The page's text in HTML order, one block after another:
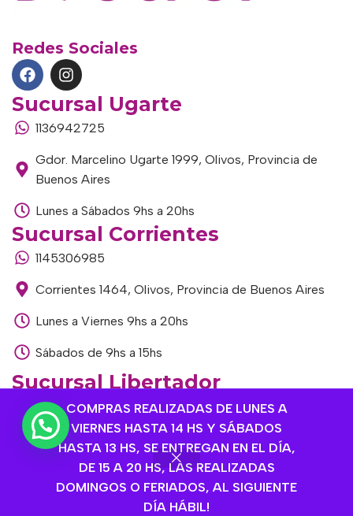
COMPRAS REALIZADAS DE LUNES A
VIERNES HASTA 14 HS Y SÁBADOS
HASTA 13 HS, SE ENTREGAN EN EL DÍA,
DE 15 A 20 HS, LAS REALIZADAS
DOMINGOS O FERIADOS, AL SIGUIENTE
DÍA HÁBIL!
Redes Sociales
Sucursal Ugarte
1136942725
Gdor. Marcelino Ugarte 1999, Olivos, Provincia de
Buenos Aires
Lunes a Sábados 9hs a 20hs
Sucursal Corrientes
1145306985
Corrientes 1464, Olivos, Provincia de Buenos Aires
Lunes a Viernes 9hs a 20hs
Sábados de 9hs a 15hs
Sucursal Libertador
1168893524
Av. del Libertador 1915, Vte. López, Provincia de
Buenos Aires
Lunes a Viernes de 9hs a 13hs / 16hs a 20hs